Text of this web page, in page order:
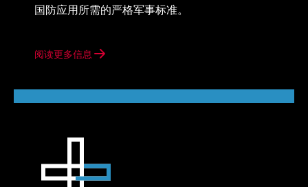
国防应用所需的严格军事标准。
阅读更多信息